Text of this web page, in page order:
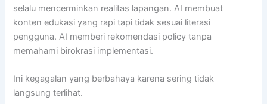
selalu mencerminkan realitas lapangan. AI membuat
konten edukasi yang rapi tapi tidak sesuai literasi
pengguna. AI memberi rekomendasi policy tanpa
memahami birokrasi implementasi.
Ini kegagalan yang berbahaya karena sering tidak
langsung terlihat.